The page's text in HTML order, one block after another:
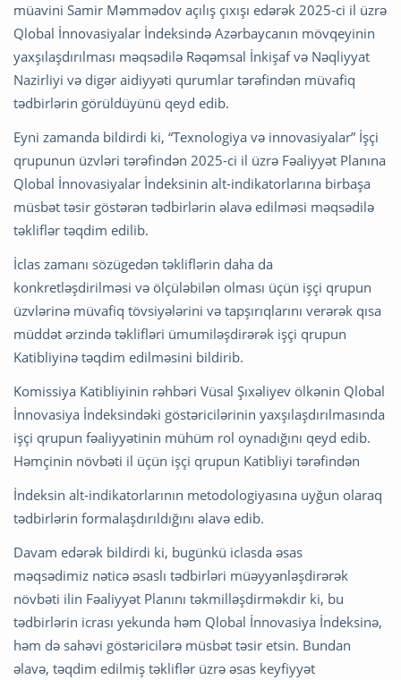
müavini Samir Məmmədov açılış çıxışı edərək 2025-ci il üzrə
Qlobal İnnovasiyalar İndeksində Azərbaycanın mövqeyinin
yaxşılaşdırılması məqsədilə Rəqəmsal İnkişaf və Nəqliyyat
Nazirliyi və digər aidiyyəti qurumlar tərəfindən müvafiq
tədbirlərin görüldüyünü qeyd edib.
Eyni zamanda bildirdi ki, “Texnologiya və innovasiyalar” İşçi
qrupunun üzvləri tərəfindən 2025-ci il üzrə Fəaliyyət Planına
Qlobal İnnovasiyalar İndeksinin alt-indikatorlarına birbaşa
müsbət təsir göstərən tədbirlərin əlavə edilməsi məqsədilə
təkliflər təqdim edilib.
İclas zamanı sözügedən təkliflərin daha da
konkretləşdirilməsi və ölçüləbilən olması üçün işçi qrupun
üzvlərinə müvafiq tövsiyələrini və tapşırıqlarını verərək qısa
müddət ərzində təklifləri ümumiləşdirərək işçi qrupun
Katibliyinə təqdim edilməsini bildirib.
Komissiya Katibliyinin rəhbəri Vüsal Şıxəliyev ölkənin Qlobal
İnnovasiya İndeksindəki göstəricilərinin yaxşılaşdırılmasında
işçi qrupun fəaliyyətinin mühüm rol oynadığını qeyd edib.
Həmçinin növbəti il üçün işçi qrupun Katibliyi tərəfindən
İndeksin alt-indikatorlarının metodologiyasına uyğun olaraq
tədbirlərin formalaşdırıldığını əlavə edib.
Davam edərək bildirdi ki, bugünkü iclasda əsas
məqsədimiz nəticə əsaslı tədbirləri müəyyənləşdirərək
növbəti ilin Fəaliyyət Planını təkmilləşdirməkdir ki, bu
tədbirlərin icrası yekunda həm Qlobal İnnovasiya İndeksinə,
həm də sahəvi göstəricilərə müsbət təsir etsin. Bundan
əlavə, təqdim edilmiş təkliflər üzrə əsas keyfiyyət